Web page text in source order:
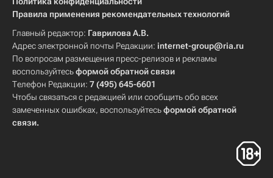
Правила применения рекомендательных технологий
Главный редактор: Гаврилова А.В.
Адрес электронной почты Редакции: internet-group@ria.ru
По вопросам размещения пресс-релизов и рекламы
воспользуйтесьформой обратной связи
Телефон Редакции: 7 (495) 645-6601
Чтобы связаться с редакцией или сообщить обо всех
замеченных ошибках, воспользуйтесьформой обратной
связи.